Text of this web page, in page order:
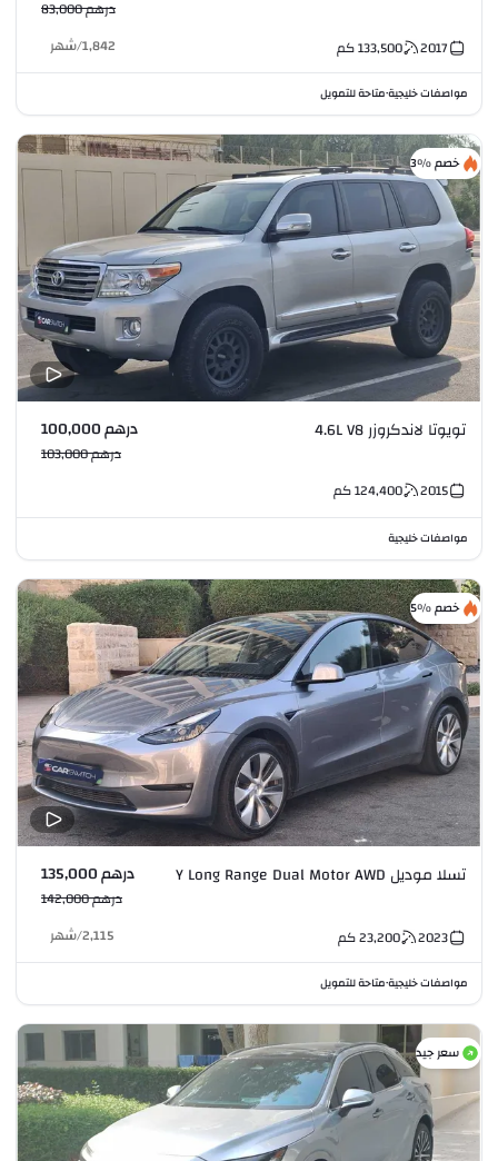
درهم 83,000
2017
133,500كم 1,842
/شهر
مواصفات خليجية•متاحة للتمويل
خصم %3
تويوتا لاندكروزر 4.6L V8 درهم 100,000
درهم 103,000
2015
124,400كم
مواصفات خليجية
خصم %5
تسلا موديل Y Long Range Dual Motor AWD درهم 135,000
درهم 142,000
2023
23,200كم 2,115
/شهر
مواصفات خليجية•متاحة للتمويل
سعر جيد